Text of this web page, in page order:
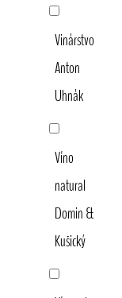
Vinárstvo
Anton
Uhnák
Víno
natural
Domin &
Kušický